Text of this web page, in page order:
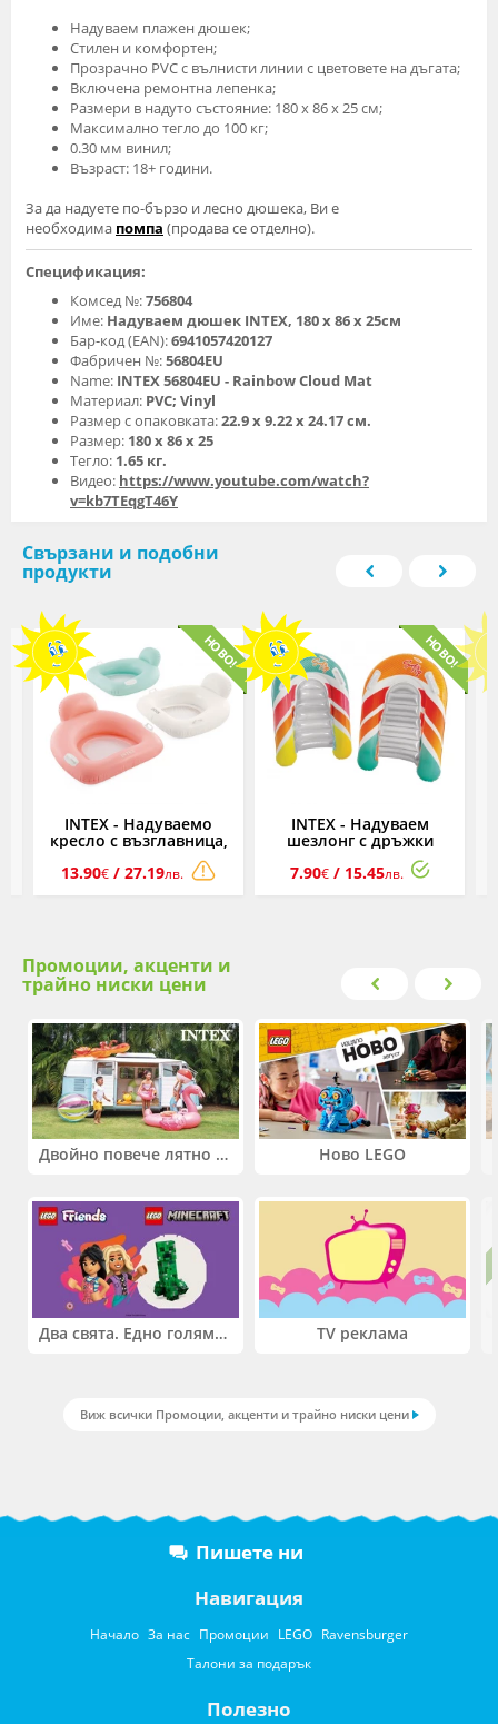
Надуваем плажен дюшек;
Стилен и комфортен;
Прозрачно PVC с вълнисти линии с цветовете на дъгата;
Включена ремонтна лепенка;
Размери в надуто състояние: 180 х 86 х 25 см;
Максимално тегло до 100 кг;
0.30 мм винил;
Възраст: 18+ години.
За да надуете по-бързо и леcно дюшека, Bи е
необходима помпа (продава се отделно).
Спецификация:
Комсед №:756804
Име: Надуваем дюшек INTEX, 180 х 86 х 25см
Бар-код (EAN):6941057420127
Фабричен №:56804EU
Name: INTEX 56804EU - Rainbow Cloud Mat
Материал: PVC; Vinyl
Размер с опаковката:22.9 х 9.22 х 24.17 см.
Размер: 180 х 86 х 25
Тегло: 1.65 кг.
Видео: https://www.youtube.com/watch?
v=kb7TEqgT46Y
Свързани и подобни
продукти
INTEX - Надуваемо
кресло с възглавница,
асортимент
13.90€ / 27.19лв.
INTEX - Надуваем
шезлонг с дръжки
Surf's Up, 79 х 58 x 13
см, асортимент
7.90€/ 15.45лв.
Промоции, акценти и
трайно ниски цени
Двойно повече лятно забавление! Купи 2 продукта INTEX и вземи -33%
Два свята. Едно голямо приключение. Купи 2 продукта LEGO® Friends и/или LEGO® Minecraft и вземи -27%
Ново LEGO
TV реклама
Виж всички Промоции, акценти и трайно ниски цени
Пишете ни
Навигация
Начало За нас Промоции LEGO Ravensburger
Талони за подарък
Полезно